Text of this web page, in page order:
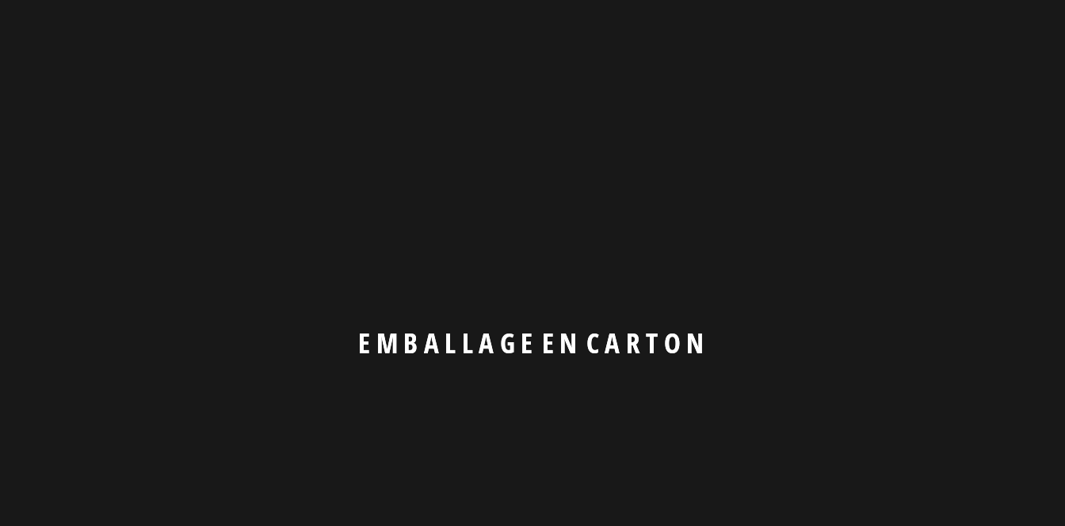
E M BAL LAG E E N CA RTO N